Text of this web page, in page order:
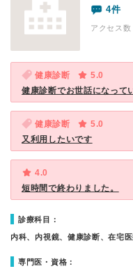
4件
アクセス
健康診断
5.0
健康診断でお世話になって
健康診断
5.0
又利用したいです
4.0
短時間で終わりました。
診療科目：
内科、内視鏡、健康診断、在宅
専門医・資格：